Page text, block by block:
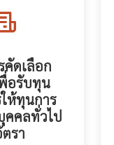
ดเลือก
อรับทุน
ห้ทุนการ
คลทั่วไป
รา